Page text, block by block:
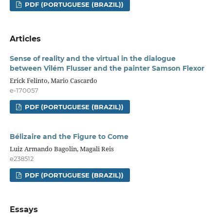
PDF (PORTUGUESE (BRAZIL))
Articles
Sense of reality and the virtual in the dialogue
between Vilém Flusser and the painter Samson Flexor
Erick Felinto, Mario Cascardo
e-170057
PDF (PORTUGUESE (BRAZIL))
Bélizaire and the Figure to Come
Luiz Armando Bagolin, Magali Reis
e238512
PDF (PORTUGUESE (BRAZIL))
Essays